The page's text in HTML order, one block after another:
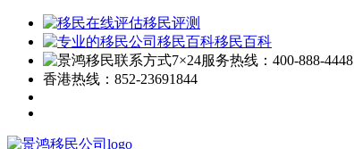
移民评测
移民百科
7×24服务热线： 400-888-4448
香港热线： 852-23691844